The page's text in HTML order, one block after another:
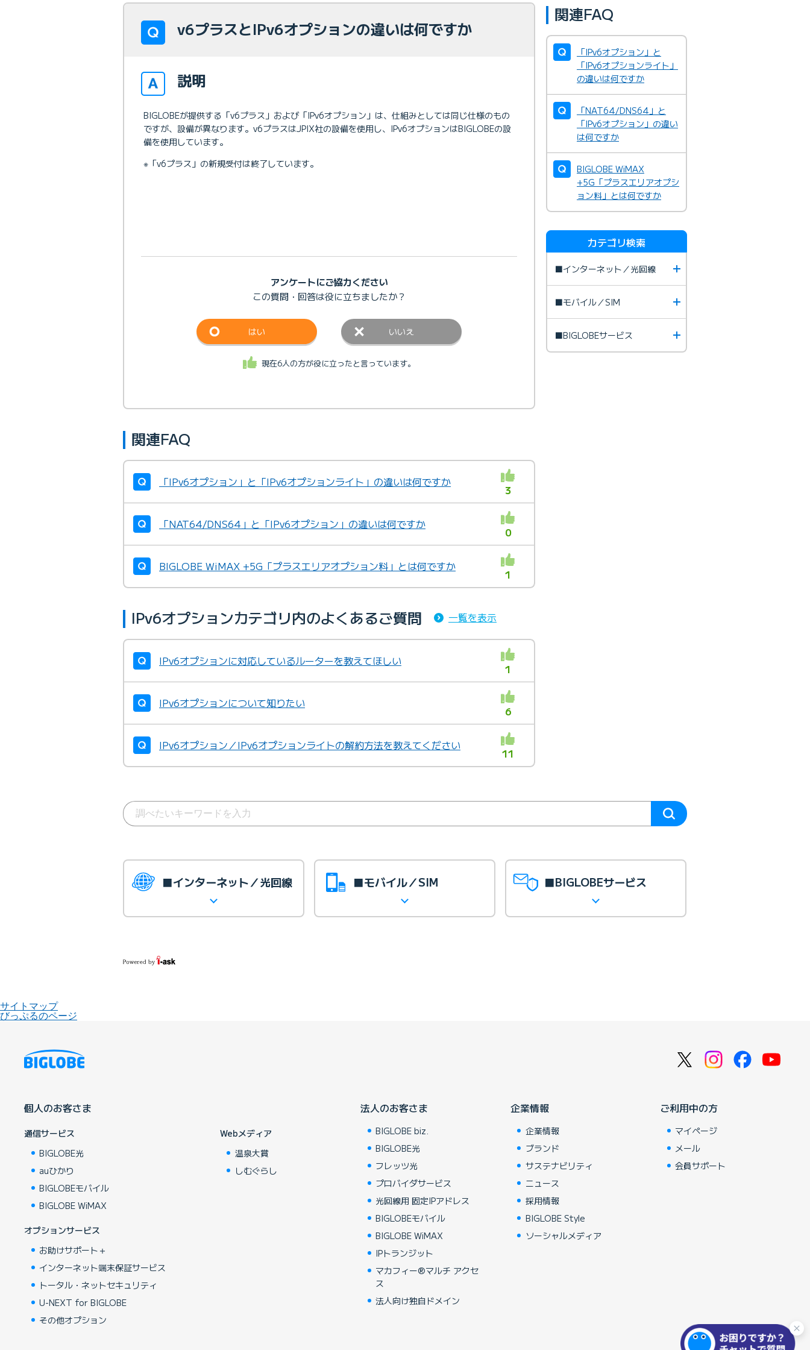
v6プラスとIPv6オプションの違いは何ですか
説明
BIGLOBEが提供する「v6プラス」および「IPv6オプション」は、仕組みとしては同じ仕様のもの
ですが、設備が異なります。v6プラスはJPIX社の設備を使用し、IPv6オプションはBIGLOBEの設
備を使用しています。
※「v6プラス」の新規受付は終了しています。
アンケートにご協力ください
この質問・回答は役に立ちましたか？
はい いいえ
現在6人の方が役に立ったと言っています。
関連FAQ
「IPv6オプション」と「IPv6オプションライト」の違いは何ですか
3
「NAT64/DNS64」と「IPv6オプション」の違いは何ですか
0
BIGLOBE WiMAX +5G「プラスエリアオプション料」とは何ですか
1
IPv6オプションカテゴリ内のよくあるご質問 一覧を表示
IPv6オプションに対応しているルーターを教えてほしい
1
IPv6オプションについて知りたい
6
IPv6オプション／IPv6オプションライトの解約方法を教えてください
11
関連FAQ
「IPv6オプション」と
「IPv6オプションライト」
の違いは何ですか
「NAT64/DNS64」と
「IPv6オプション」の違い
は何ですか
BIGLOBE WiMAX
+5G「プラスエリアオプシ
ョン料」とは何ですか
カテゴリ検索
■インターネット／光回線
■モバイル／SIM
■BIGLOBEサービス
■インターネット／光回線 ■モバイル／SIM ■BIGLOBEサービス
サイトマップ
びっぷるのページ
個人のお客さま
通信サービス
BIGLOBE光
auひかり
BIGLOBEモバイル
BIGLOBE WiMAX
オプションサービス
お助けサポート＋
インターネット端末保証サービス
トータル・ネットセキュリティ
U-NEXT for BIGLOBE
その他オプション
Webメディア
温泉大賞
しむぐらし
法人のお客さま
BIGLOBE biz.
BIGLOBE光
フレッツ光
プロバイダサービス
光回線用 固定IPアドレス
BIGLOBEモバイル
BIGLOBE WiMAX
IPトランジット
マカフィー®マルチ アクセ
ス
法人向け独自ドメイン
企業情報
企業情報
ブランド
サステナビリティ
ニュース
採用情報
BIGLOBE Style
ソーシャルメディア
ご利用中の方
マイページ
メール
会員サポート